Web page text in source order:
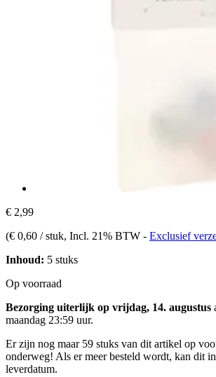
€ 2,99
(€ 0,60 / stuk, Incl. 21% BTW - Exclusief
Inhoud: 5 stuks
Op voorraad
Bezorging uiterlijk op vrijdag, 14. augustus
maandag 23:59 uur.
Er zijn nog maar 59 stuks van dit artikel op
onderweg! Als er meer besteld wordt, kan dit
leverdatum.